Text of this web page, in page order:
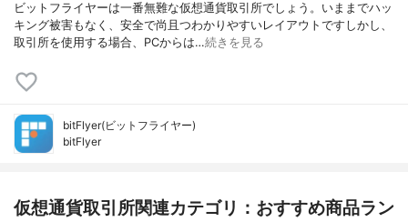
ビットフライヤーは一番無難な仮想通貨取引所でしょう。いままでハッ
キング被害もなく、安全で尚且つわかりやすいレイアウトですしかし、
取引所を使用する場合、PCからは…続きを見る
bitFlyer(ビットフライヤー)
bitFlyer
仮想通貨取引所関連カテゴリ：おすすめ商品ラン